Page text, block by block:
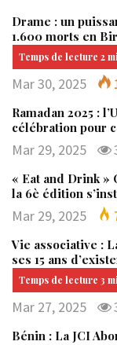
Drame : un
1.600 morts en
Mar 30, 2025
Ramadan 2025 :
célébration pour
Mar 29, 2025
« Eat and Drink »
la 6è édition
Mar 29, 2025
Vie associative :
ses 15 ans
Mar 27, 2025
Bénin : La JCI